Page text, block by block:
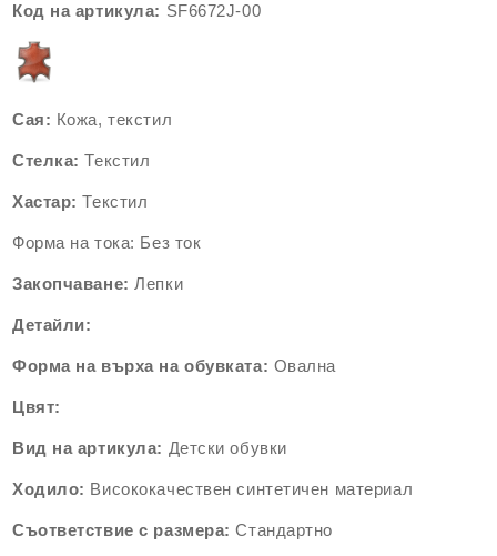
Код на артикула: SF6672J-00
Сая: Кожа, текстил
Стелка: Текстил
Хастар:Текстил
Форма на тока: Без ток
Закопчаване: Лепки
Детайли:
Форма на върха на обувката: Овална
Цвят:
Вид на артикула: Детски обувки
Ходило: Висококачествен синтетичен материал
Съответствие с размера: Стандартно